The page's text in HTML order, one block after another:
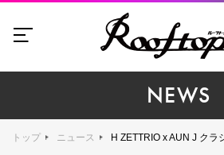
NEWS
トップ ニュース H ZETTRIO x AUN J クラシックオーケスト